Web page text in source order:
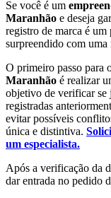
Se você é um
Maranhão e deseja
registro de marca é um
surpreendido com uma
O primeiro passo para
Maranhão é realizar
objetivo de verificar se
registradas
evitar possíveis
única e distintiva.
um especialista.
Após a verificação da
dar entrada no pedido